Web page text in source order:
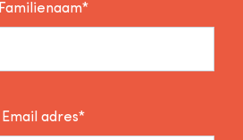
Familienaam*
Email adres*